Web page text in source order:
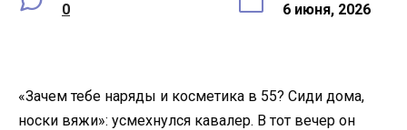
0 6 июня, 2026
«Зачем тебе наряды и косметика в 55? Сиди дома,
носки вяжи»: усмехнулся кавалер. В тот вечер он